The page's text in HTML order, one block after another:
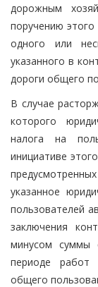
дорожным
поручению этого
одного или
указанного в
дороги общего
В случае
которого
налога на
инициативе
указанное
пользователей
заключения
минусом суммы
периоде работ
общего